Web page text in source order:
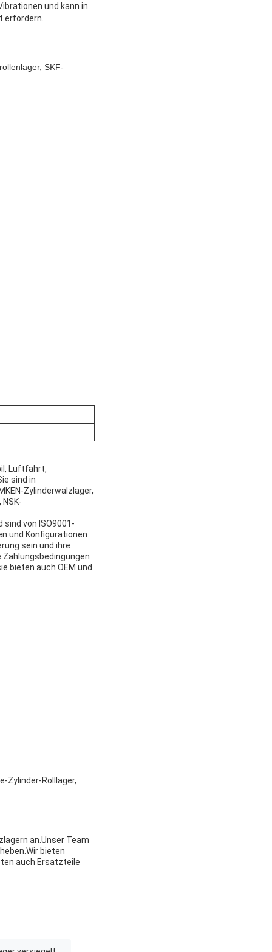
und kann in
erfordern.
SKF-
Luftfahrt,
sind in
Zylinderwalzlager,
von ISO9001-
und Konfigurationen
sein und ihre
Zahlungsbedingungen
bieten auch OEM und
Zylinder-Rolllager,
an.Unser Team
bieten
auch Ersatzteile